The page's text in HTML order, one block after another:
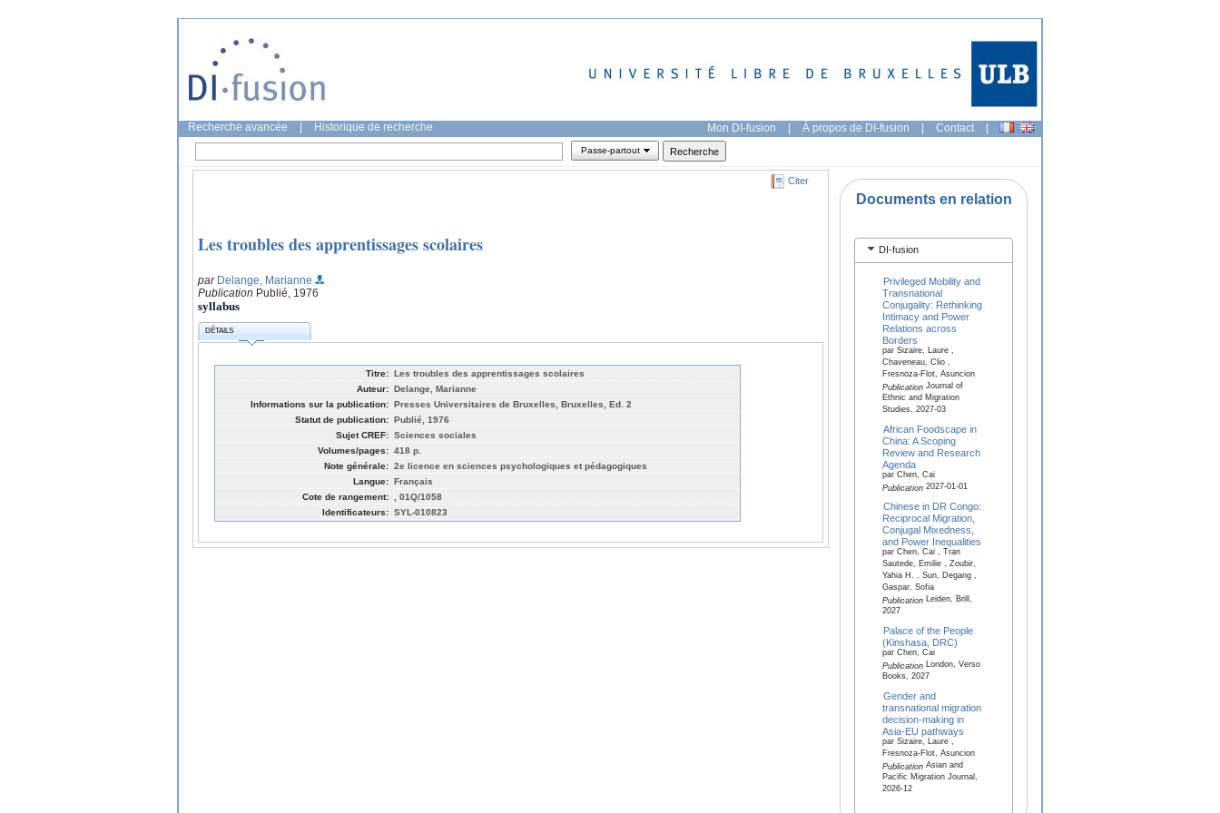
Recherche avancée Historique de recherche Mon DI-fusion | À propos de DI-fusion | Contact |
Passe-partout
Citer
Les troubles des apprentissages scolaires
par Delange, Marianne
Publication Publié, 1976
syllabus
DÉTAILS
Titre: Les troubles des apprentissages scolaires
Auteur: Delange, Marianne
Informations sur la publication: Presses Universitaires de Bruxelles, Bruxelles, Ed. 2
Statut de publication: Publié, 1976
Sujet CREF: Sciences sociales
Volumes/pages: 418 p.
Note générale: 2e licence en sciences psychologiques et pédagogiques
Langue: Français
Cote de rangement:
, 01Q/1058
Identificateurs: SYL-010823
Documents en relation
DI-fusion
Privileged Mobility and
Transnational
Conjugality: Rethinking
Intimacy and Power
Relations across
Borders
par Sizaire, Laure ,
Chaveneau, Clio ,
Fresnoza-Flot, Asuncion
PublicationJournal of
Ethnic and Migration
Studies, 2027-03
African Foodscape in
China: A Scoping
Review and Research
Agenda
par Chen, Cai
Publication2027-01-01
Chinese in DR Congo:
Reciprocal Migration,
Conjugal Mixedness,
and Power Inequalities
par Chen, Cai , Tran
Sautede, Emilie , Zoubir,
Yahia H. , Sun, Degang ,
Gaspar, Sofia
PublicationLeiden, Brill,
2027
Palace of the People
(Kinshasa, DRC)
par Chen, Cai
PublicationLondon, Verso
Books, 2027
Gender and
transnational migration
decision-making in
Asia-EU pathways
par Sizaire, Laure ,
Fresnoza-Flot, Asuncion
PublicationAsian and
Pacific Migration Journal,
2026-12